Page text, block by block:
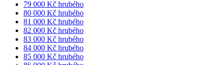
79 000 Kč hrubého
80 000 Kč hrubého
81 000 Kč hrubého
82 000 Kč hrubého
83 000 Kč hrubého
84 000 Kč hrubého
85 000 Kč hrubého